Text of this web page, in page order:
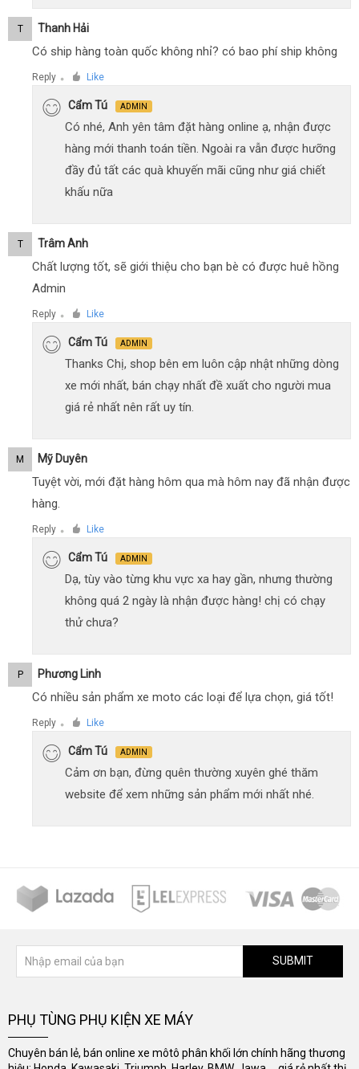
T Thanh Hải
Có ship hàng toàn quốc không nhỉ? có bao phí ship không
Reply ● Like
Cẩm Tú ADMIN
Có nhé, Anh yên tâm đặt hàng online ạ, nhận được
hàng mới thanh toán tiền. Ngoài ra vẫn được hưỡng
đầy đủ tất các quà khuyến mãi cũng như giá chiết
khấu nữa
T Trâm Anh
Chất lượng tốt, sẽ giới thiệu cho bạn bè có được huê hồng
Admin
Reply ● Like
Cẩm Tú ADMIN
Thanks Chị, shop bên em luôn cập nhật những dòng
xe mới nhất, bán chạy nhất đề xuất cho người mua
giá rẻ nhất nên rất uy tín.
M Mỹ Duyên
Tuyệt vời, mới đặt hàng hôm qua mà hôm nay đã nhận được
hàng.
Reply ● Like
Cẩm Tú ADMIN
Dạ, tùy vào từng khu vực xa hay gần, nhưng thường
không quá 2 ngày là nhận được hàng! chị có chạy
thử chưa?
P Phương Linh
Có nhiều sản phẩm xe moto các loại để lựa chọn, giá tốt!
Reply ● Like
Cẩm Tú ADMIN
Cảm ơn bạn, đừng quên thường xuyên ghé thăm
website để xem những sản phẩm mới nhất nhé.
SUBMIT
PHỤ TÙNG PHỤ KIỆN XE MÁY
Chuyên bán lẻ, bán online xe môtô phân khối lớn chính hãng thương